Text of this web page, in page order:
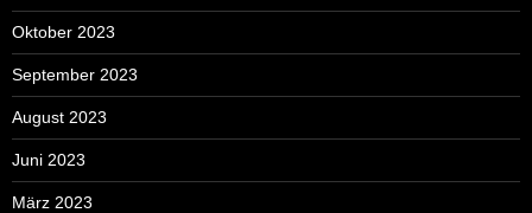
Oktober 2023
September 2023
August 2023
Juni 2023
März 2023